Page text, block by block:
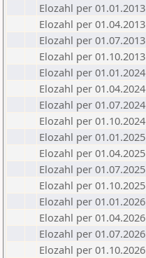
Elozahl per 01.01.2013
Elozahl per 01.04.2013
Elozahl per 01.07.2013
Elozahl per 01.10.2013
Elozahl per 01.01.2024
Elozahl per 01.04.2024
Elozahl per 01.07.2024
Elozahl per 01.10.2024
Elozahl per 01.01.2025
Elozahl per 01.04.2025
Elozahl per 01.07.2025
Elozahl per 01.10.2025
Elozahl per 01.01.2026
Elozahl per 01.04.2026
Elozahl per 01.07.2026
Elozahl per 01.10.2026